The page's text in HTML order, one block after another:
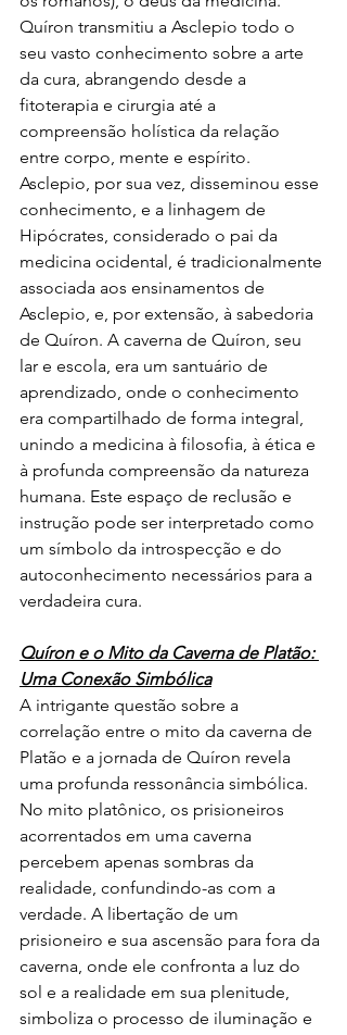
Quíron transmitiu a Asclepio todo o
seu vasto conhecimento sobre a arte
da cura, abrangendo desde a
fitoterapia e cirurgia até a
compreensão holística da relação
entre corpo, mente e espírito.
Asclepio, por sua vez, disseminou esse
conhecimento, e a linhagem de
Hipócrates, considerado o pai da
medicina ocidental, é tradicionalmente
associada aos ensinamentos de
Asclepio, e, por extensão, à sabedoria
de Quíron. A caverna de Quíron, seu
lar e escola, era um santuário de
aprendizado, onde o conhecimento
era compartilhado de forma integral,
unindo a medicina à filosofia, à ética e
à profunda compreensão da natureza
humana. Este espaço de reclusão e
instrução pode ser interpretado como
um símbolo da introspecção e do
autoconhecimento necessários para a
verdadeira cura.
Quíron e o Mito da Caverna de Platão:
Uma Conexão Simbólica
A intrigante questão sobre a
correlação entre o mito da caverna de
Platão e a jornada de Quíron revela
uma profunda ressonância simbólica.
No mito platônico, os prisioneiros
acorrentados em uma caverna
percebem apenas sombras da
realidade, confundindo-as com a
verdade. A libertação de um
prisioneiro e sua ascensão para fora da
caverna, onde ele confronta a luz do
sol e a realidade em sua plenitude,
simboliza o processo de iluminação e